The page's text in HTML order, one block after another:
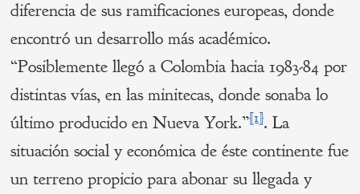
diferencia de sus ramificaciones europeas, donde
encontró un desarrollo más académico.
“Posiblemente llegó a Colombia hacia 1983-84 por
distintas vías, en las minitecas, donde sonaba lo
último producido en Nueva York.”[1]. La
situación social y económica de éste continente fue
un terreno propicio para abonar su llegada y